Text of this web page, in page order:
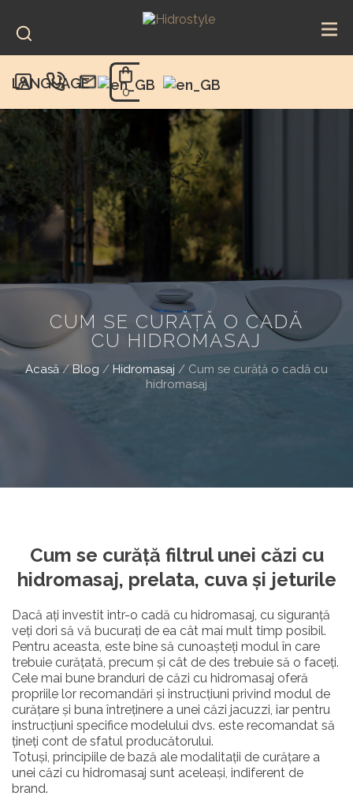
content
LANGUAGE
0
CUM SE CURĂȚĂ O CADĂ
CU HIDROMASAJ
Acasă/Blog / Hidromasaj / Cum se curăță o cadă cu
hidromasaj
Cum se curăță filtrul unei căzi cu
hidromasaj, prelata, cuva și jeturile
Dacă ați investit intr-o cadă cu hidromasaj, cu siguranță
veți dori să vă bucurați de ea cât mai mult timp posibil.
Pentru aceasta, este bine să cunoașteți modul în care
trebuie curățată, precum și cât de des trebuie să o faceți.
Cele mai bune branduri de căzi cu hidromasaj oferă
propriile lor recomandări și instrucțiuni privind modul de
curățare și buna întreținere a unei căzi jacuzzi, iar pentru
instrucțiuni specifice modelului dvs. este recomandat să
țineți cont de sfatul producătorului.
Totuși, principiile de bază ale modalitații de curățare a
unei căzi cu hidromasaj sunt aceleași, indiferent de
brand.